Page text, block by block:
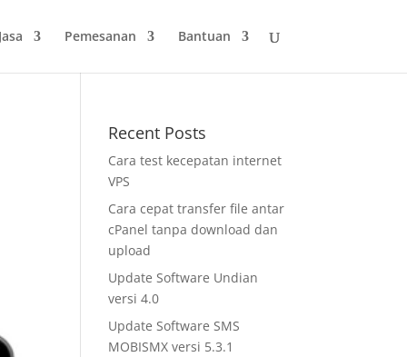
Jasa Pemesanan Bantuan
Recent Posts
Cara test kecepatan internet
VPS
Cara cepat transfer file antar
cPanel tanpa download dan
upload
Update Software Undian
versi 4.0
Update Software SMS
MOBISMX versi 5.3.1